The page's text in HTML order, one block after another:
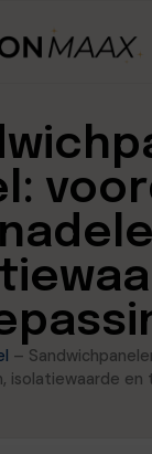
–
isolatiewaarde en